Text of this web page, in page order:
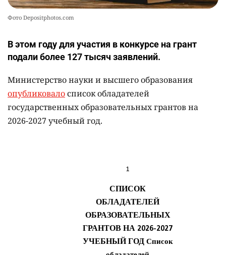
Фото Depositphotos.com
В этом году для участия в конкурсе на грант
подали более 127 тысяч заявлений.
Министерство науки и высшего образования
опубликовалосписок обладателей
государственных образовательных грантов на
2026-2027 учебный год.